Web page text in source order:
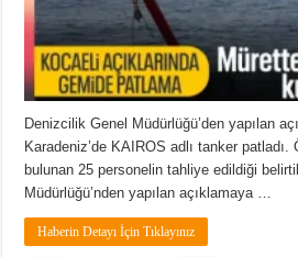
Denizcilik Genel Müdürlüğü’den yapılan
Karadeniz’de KAIROS adlı tanker
bulunan 25 personelin tahliye edildiği
Müdürlüğü’nden yapılan açıklamaya …
Haberin Detayı İçin Tıklayınız